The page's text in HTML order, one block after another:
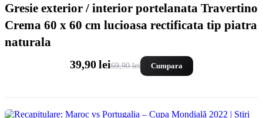
Gresie exterior / interior portelanata Travertino
Crema 60 x 60 cm lucioasa rectificata tip piatra
naturala
39,90 lei69,90 lei Cumpara